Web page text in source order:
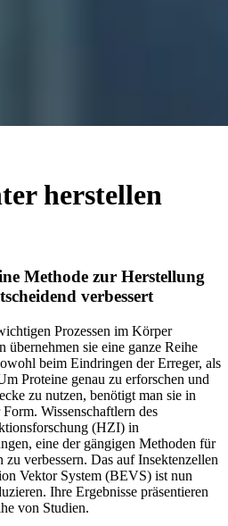
herstellen
Methode zur Herstellung
verbessert
Prozessen im Körper
sie eine ganze Reihe
beim Eindringen der Erreger, als
Proteine genau zu erforschen und
zu nutzen, benötigt man sie in
Wissenschaftlern des
(HZI) in
eine der gängigen Methoden für
verbessern. Das auf Insektenzellen
Vektor System (BEVS) ist nun
Ihre Ergebnisse präsentieren
von Studien.